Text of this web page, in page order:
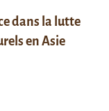
dans la lutte
en Asie